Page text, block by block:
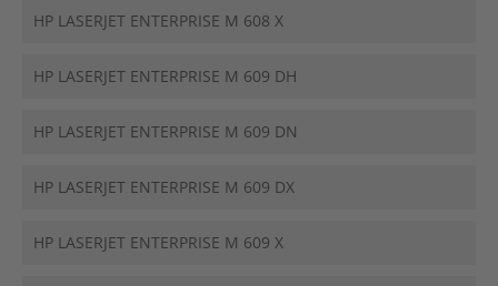
HP LASERJET ENTERPRISE M 608 X
HP LASERJET ENTERPRISE M 609 DH
HP LASERJET ENTERPRISE M 609 DN
HP LASERJET ENTERPRISE M 609 DX
HP LASERJET ENTERPRISE M 609 X